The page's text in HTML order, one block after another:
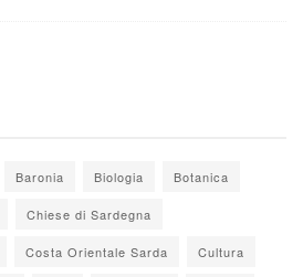
Baronia Biologia Botanica
Chiese di Sardegna
Costa Orientale Sarda Cultura